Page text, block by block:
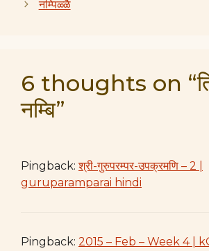
नम्पिळ्ळै
6 thoughts on
नम्बि”
Pingback:श्री-गुरुपरम्पर-उपक्रमणि – 2 |
guruparamparai hindi
Pingback: 2015 – Feb – Week 4 |